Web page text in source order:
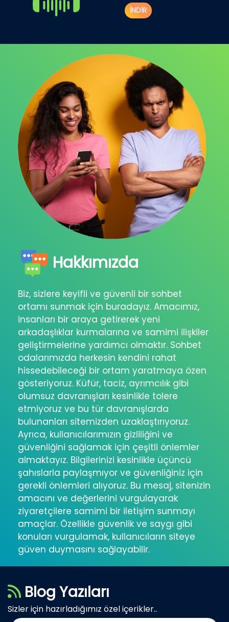
İNDİR
Hakkımızda
Biz, sizlere keyifli ve güvenli bir sohbet
ortamı sunmak için buradayız. Amacımız,
insanları bir araya getirerek yeni
arkadaşlıklar kurmalarına ve samimi ilişkiler
geliştirmelerine yardımcı olmaktır. Sohbet
odalarımızda herkesin kendini rahat
hissedebileceği bir ortam yaratmaya özen
gösteriyoruz. Küfür, taciz, ayrımcılık gibi
olumsuz davranışları kesinlikle tolere
etmiyoruz ve bu tür davranışlarda
bulunanları sitemizden uzaklaştırıyoruz.
Ayrıca, kullanıcılarımızın gizliliğini ve
güvenliğini sağlamak için çeşitli önlemler
almaktayız. Bilgilerinizi kesinlikle üçüncü
şahıslarla paylaşmıyor ve güvenliğiniz için
gerekli önlemleri alıyoruz. Bu mesaj, sitenizin
amacını ve değerlerini vurgulayarak
ziyaretçilere samimi bir iletişim sunmayı
amaçlar. Özellikle güvenlik ve saygı gibi
konuları vurgulamak, kullanıcıların siteye
güven duymasını sağlayabilir.
Blog Yazıları
Sizler için hazırladığımız özel içerikler..